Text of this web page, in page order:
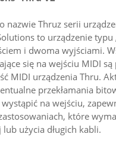
nazwie Thruz serii
to urządzenie typu
i dwoma wyjściami.
się na wejściu MIDI są
MIDI urządzenia Thru.
przekłamania
wystąpić na wejściu,
które
lub użycia długich kabli.